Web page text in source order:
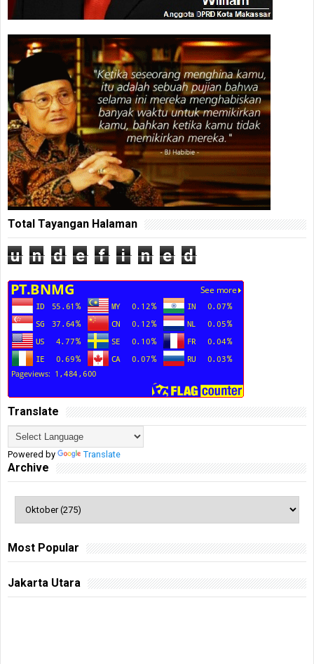
Total Tayangan Halaman
u n d e f i n e d
Translate
Powered by Translate
Archive
Most Popular
Jakarta Utara